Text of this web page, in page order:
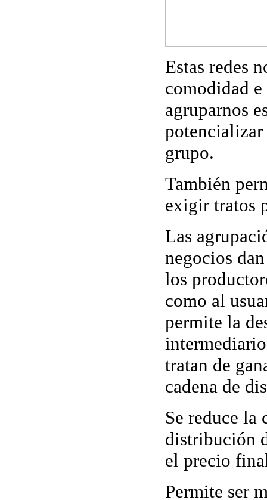
Estas redes
comodidad
agruparnos
potencializar
grupo.
También
exigir tratos
Las
negocios
los
como al
permite la
tratan de
cadena de
Se reduce la
distribución
el precio
Permite ser